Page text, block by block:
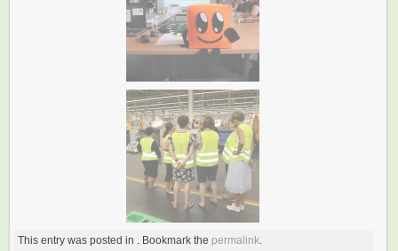
This entry was posted in . Bookmark the permalink